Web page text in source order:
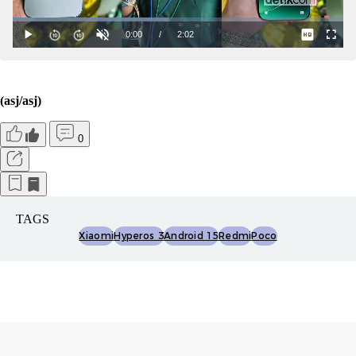
(asj/asj)
0
TAGS
XiaomiHyperos 3Android 15RedmiPoco